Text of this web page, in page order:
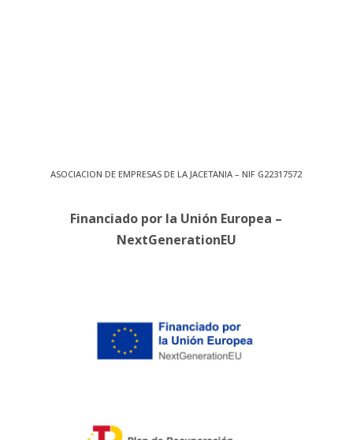
ASOCIACION DE EMPRESAS DE LA JACETANIA – NIF G22317572
Financiado por la Unión Europea –
NextGenerationEU